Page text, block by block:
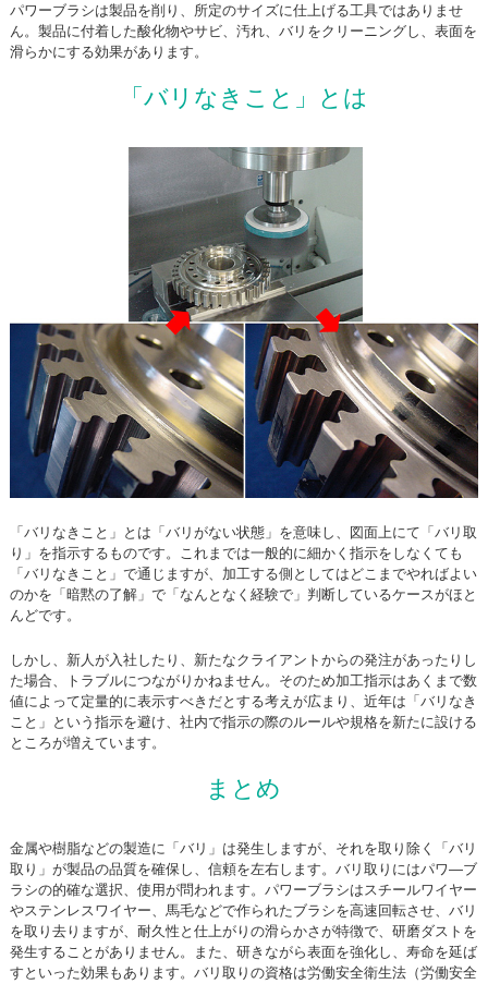
パワーブラシは製品を削り、所定のサイズに仕上げる工具ではありませ
ん。製品に付着した酸化物やサビ、汚れ、バリをクリーニングし、表面を
滑らかにする効果があります。
「バリなきこと」とは
「バリなきこと」とは「バリがない状態」を意味し、図面上にて「バリ取
り」を指示するものです。これまでは一般的に細かく指示をしなくても
「バリなきこと」で通じますが、加工する側としてはどこまでやればよい
のかを「暗黙の了解」で「なんとなく経験で」判断しているケースがほと
んどです。
しかし、新人が入社したり、新たなクライアントからの発注があったりし
た場合、トラブルにつながりかねません。そのため加工指示はあくまで数
値によって定量的に表示すべきだとする考えが広まり、近年は「バリなき
こと」という指示を避け、社内で指示の際のルールや規格を新たに設ける
ところが増えています。
まとめ
金属や樹脂などの製造に「バリ」は発生しますが、それを取り除く「バリ
取り」が製品の品質を確保し、信頼を左右します。バリ取りにはパワ―ブ
ラシの的確な選択、使用が問われます。パワーブラシはスチールワイヤー
やステンレスワイヤー、馬毛などで作られたブラシを高速回転させ、バリ
を取り去りますが、耐久性と仕上がりの滑らかさが特徴で、研磨ダストを
発生することがありません。また、研きながら表面を強化し、寿命を延ば
すといった効果もあります。バリ取りの資格は労働安全衛生法（労働安全